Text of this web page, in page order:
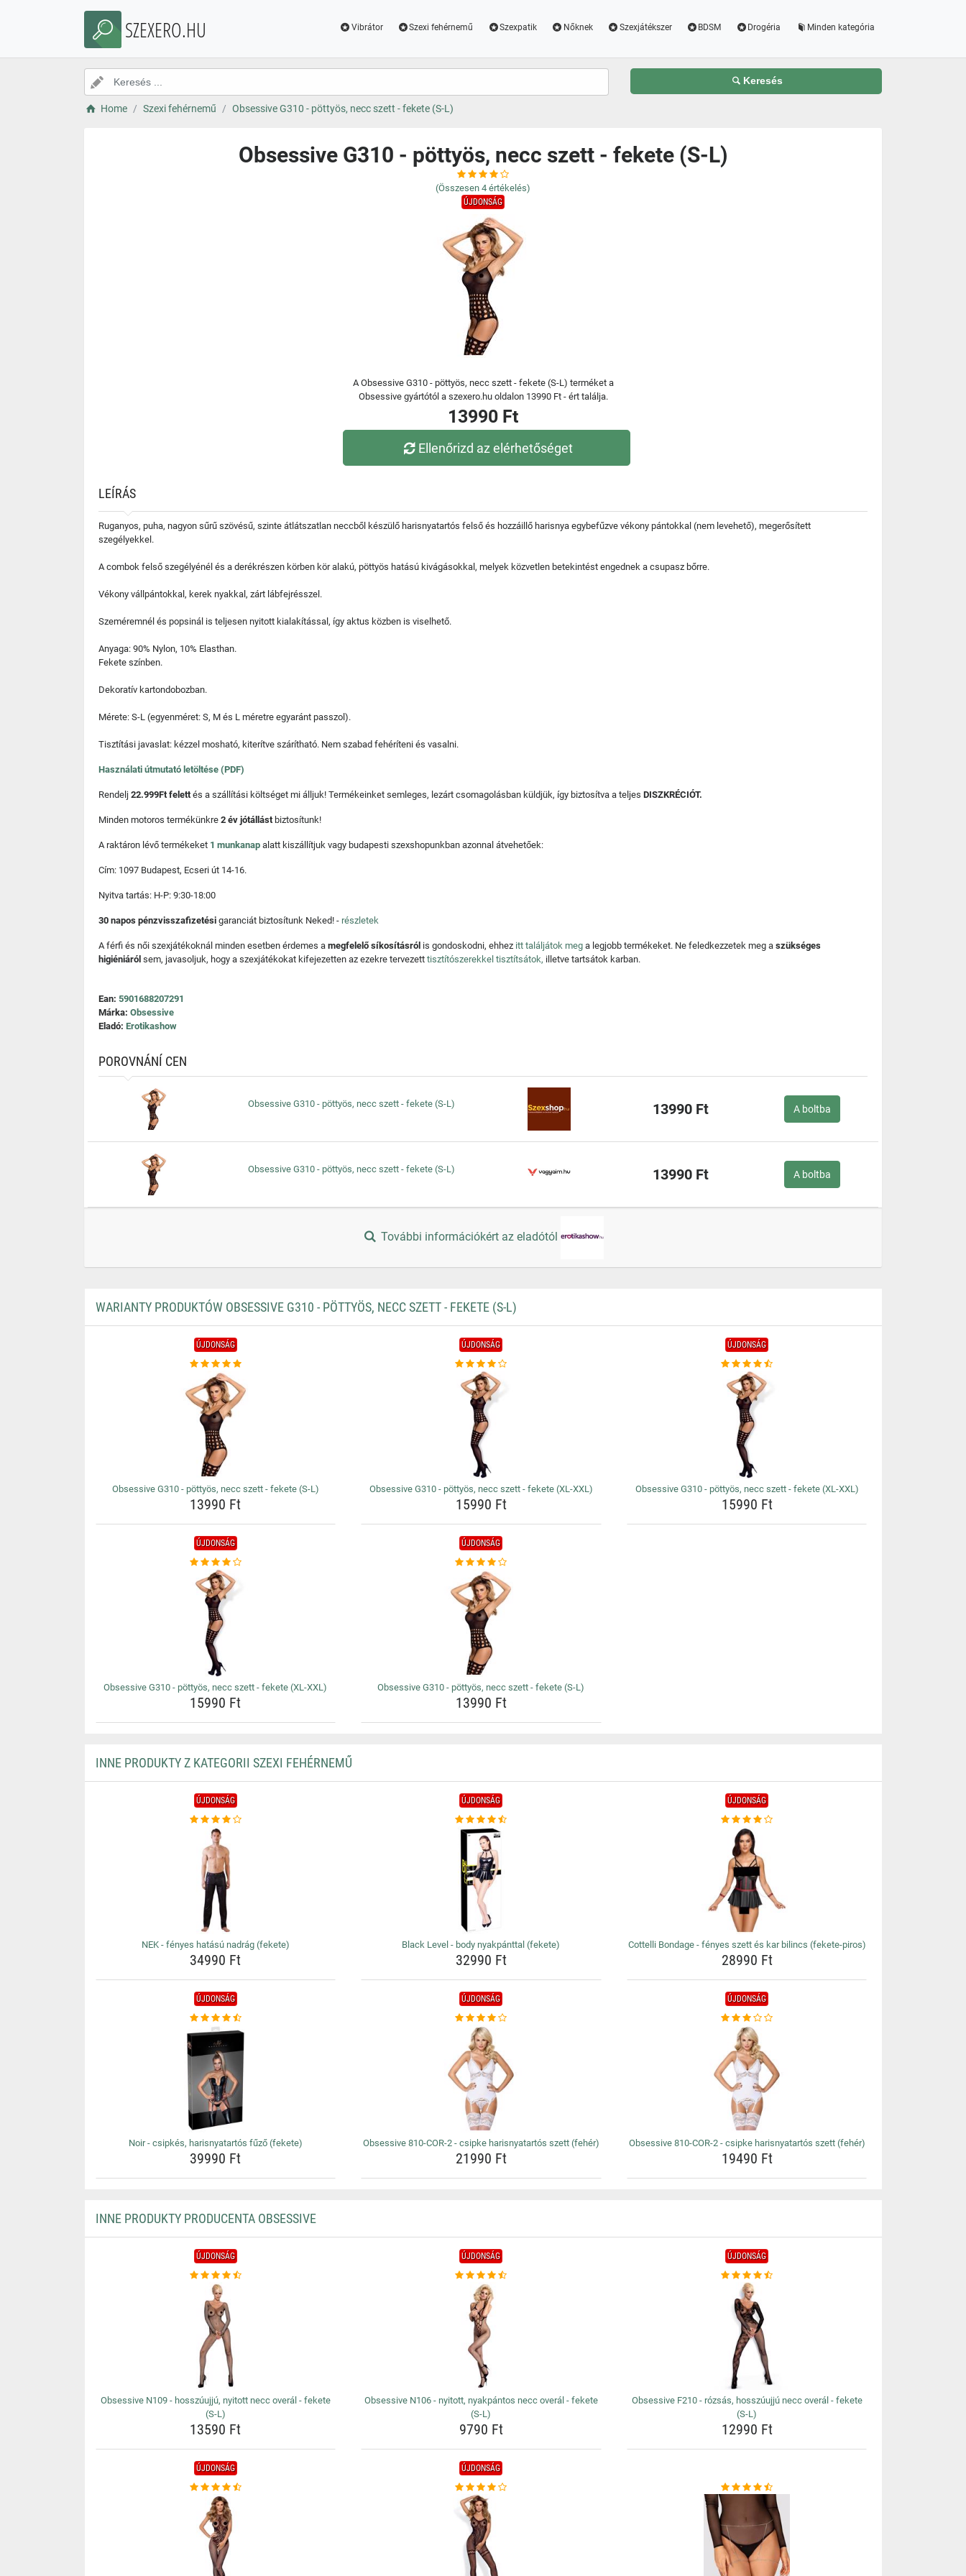
SZEXERO.HU Vibrátor Szexi fehérnemű Szexpatik Nőknek Szexjátékszer BDSM Drogéria Minden kategória
Keresés
Home Szexi fehérnemű Obsessive G310 - pöttyös, necc szett - fekete (S-L)
Obsessive G310 - pöttyös, necc szett - fekete (S-L)
(Összesen 4 értékelés)
ÚJDONSÁG
A Obsessive G310 - pöttyös, necc szett - fekete (S-L) terméket a
Obsessive gyártótól a szexero.hu oldalon 13990 Ft - ért találja.
13990 Ft
Ellenőrizd az elérhetőséget
LEÍRÁS
Ruganyos, puha, nagyon sűrű szövésű, szinte átlátszatlan neccből készülő harisnyatartós felső és hozzáillő harisnya egybefűzve vékony pántokkal (nem levehető), megerősített
szegélyekkel.
A combok felső szegélyénél és a derékrészen körben kör alakú, pöttyös hatású kivágásokkal, melyek közvetlen betekintést engednek a csupasz bőrre.
Vékony vállpántokkal, kerek nyakkal, zárt lábfejrésszel.
Szeméremnél és popsinál is teljesen nyitott kialakítással, így aktus közben is viselhető.
Anyaga: 90% Nylon, 10% Elasthan.
Fekete színben.
Dekoratív kartondobozban.
Mérete: S-L (egyenméret: S, M és L méretre egyaránt passzol).
Tisztítási javaslat: kézzel mosható, kiterítve szárítható. Nem szabad fehéríteni és vasalni.
Használati útmutató letöltése (PDF)
Rendelj 22.999Ft felettés a szállítási költséget mi álljuk! Termékeinket semleges, lezárt csomagolásban küldjük, így biztosítva a teljes DISZKRÉCIÓT.
Minden motoros termékünkre 2 év jótállást biztosítunk!
A raktáron lévő termékeket 1 munkanap alatt kiszállítjuk vagy budapesti szexshopunkban azonnal átvehetőek:
Cím: 1097 Budapest, Ecseri út 14-16.
Nyitva tartás: H-P: 9:30-18:00
30 napos pénzvisszafizetési garanciát biztosítunk Neked! - részletek
A férfi és női szexjátékoknál minden esetben érdemes a megfelelő síkosításról is gondoskodni, ehhez itt találjátok meg a legjobb termékeket. Ne feledkezzetek meg a szükséges
higiéniáról sem, javasoljuk, hogy a szexjátékokat kifejezetten az ezekre tervezett tisztítószerekkel tisztítsátok, illetve tartsátok karban.
Ean: 5901688207291
Márka: Obsessive
Eladó: Erotikashow
POROVNÁNÍ CEN
Obsessive G310 - pöttyös, necc szett - fekete (S-L) 13990 Ft A boltba
Obsessive G310 - pöttyös, necc szett - fekete (S-L) 13990 Ft A boltba
További információkért az eladótól
WARIANTY PRODUKTÓW OBSESSIVE G310 - PÖTTYÖS, NECC SZETT - FEKETE (S-L)
ÚJDONSÁG
Obsessive G310 - pöttyös, necc szett - fekete (S-L)
13990 Ft
ÚJDONSÁG
Obsessive G310 - pöttyös, necc szett - fekete (XL-XXL)
15990 Ft
ÚJDONSÁG
Obsessive G310 - pöttyös, necc szett - fekete (XL-XXL)
15990 Ft
ÚJDONSÁG
Obsessive G310 - pöttyös, necc szett - fekete (XL-XXL)
15990 Ft
ÚJDONSÁG
Obsessive G310 - pöttyös, necc szett - fekete (S-L)
13990 Ft
INNE PRODUKTY Z KATEGORII SZEXI FEHÉRNEMŰ
ÚJDONSÁG
NEK - fényes hatású nadrág (fekete)
34990 Ft
ÚJDONSÁG
Black Level - body nyakpánttal (fekete)
32990 Ft
ÚJDONSÁG
Cottelli Bondage - fényes szett és kar bilincs (fekete-piros)
28990 Ft
ÚJDONSÁG
Noir - csipkés, harisnyatartós fűző (fekete)
39990 Ft
ÚJDONSÁG
Obsessive 810-COR-2 - csipke harisnyatartós szett (fehér)
21990 Ft
ÚJDONSÁG
Obsessive 810-COR-2 - csipke harisnyatartós szett (fehér)
19490 Ft
INNE PRODUKTY PRODUCENTA OBSESSIVE
ÚJDONSÁG
Obsessive N109 - hosszúujjú, nyitott necc overál - fekete
(S-L)
13590 Ft
ÚJDONSÁG
Obsessive N106 - nyitott, nyakpántos necc overál - fekete
(S-L)
9790 Ft
ÚJDONSÁG
Obsessive F210 - rózsás, hosszúujjú necc overál - fekete
(S-L)
12990 Ft
ÚJDONSÁG ÚJDONSÁG